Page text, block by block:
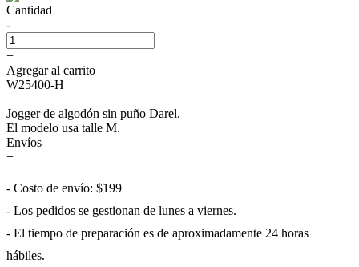
Cantidad
-
+
Agregar al carrito
W25400-H
Jogger de algodón sin puño Darel.
El modelo usa talle M.
Envíos
+
- Costo de envío: $199
- Los pedidos se gestionan de lunes a viernes.
- El tiempo de preparación es de aproximadamente 24 horas
hábiles.